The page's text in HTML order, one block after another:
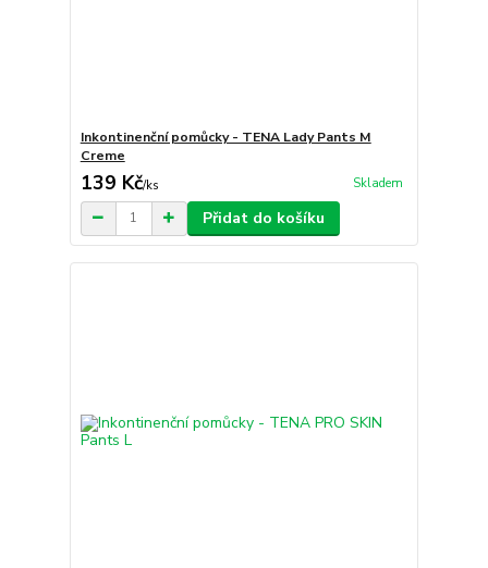
Inkontinenční pomůcky - TENA Lady Pants M
Creme
139 Kč/ks Skladem
Přidat do košíku